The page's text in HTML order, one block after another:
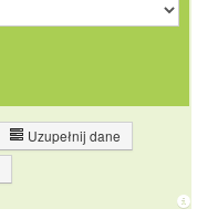
Uzupełnij dane